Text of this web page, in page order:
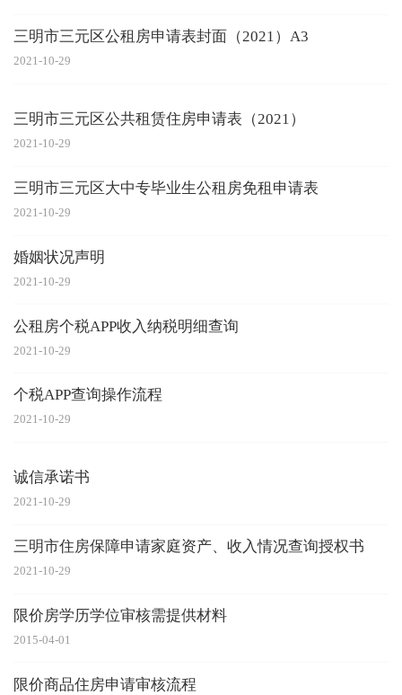
三明市三元区公租房申请表封面（2021）A3
2021-10-29
三明市三元区公共租赁住房申请表（2021）
2021-10-29
三明市三元区大中专毕业生公租房免租申请表
2021-10-29
婚姻状况声明
2021-10-29
公租房个税APP收入纳税明细查询
2021-10-29
个税APP查询操作流程
2021-10-29
诚信承诺书
2021-10-29
三明市住房保障申请家庭资产、收入情况查询授权书
2021-10-29
限价房学历学位审核需提供材料
2015-04-01
限价商品住房申请审核流程